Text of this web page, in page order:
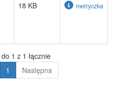
18 KB metryczka
1 z 1 łącznie
1 Następna